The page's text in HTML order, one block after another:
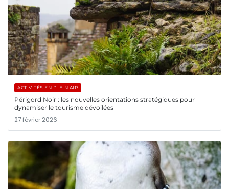
ACTIVITÉS EN PLEIN AIR
Périgord Noir : les nouvelles orientations stratégiques pour
dynamiser le tourisme dévoilées
27 février 2026